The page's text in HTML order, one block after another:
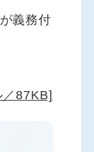
義務付
87KB]